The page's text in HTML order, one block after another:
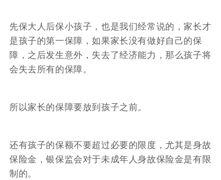
先保大人后保小孩子，也是我们经常说的，家长才
是孩子的第一保障，如果家长没有做好自己的保
障，之后发生意外，失去了经济能力，那么孩子将
会失去所有的保障。
所以家长的保障要放到孩子之前。
还有孩子的保额不要超过必要的限度，尤其是身故
保险金，银保监会对于未成年人身故保险金是有限
制的。